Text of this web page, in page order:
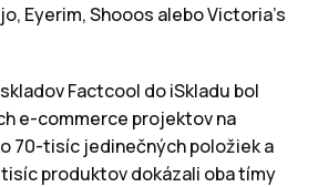
Eyerim, Shooos alebo Victoria’s
Factcool do iSkladu bol
e-commerce projektov na
70-tisíc jedinečných položiek a
produktov dokázali oba tímy